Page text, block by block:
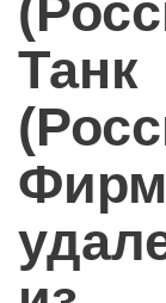
Танк